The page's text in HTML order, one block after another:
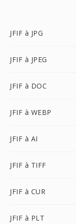
JFIF à JPG
JFIF à JPEG
JFIF à DOC
JFIF à WEBP
JFIF à AI
JFIF à TIFF
JFIF à CUR
JFIF à PLT